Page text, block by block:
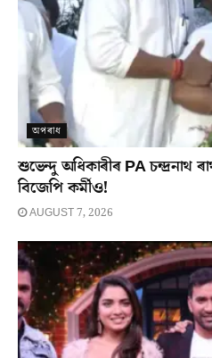
অপৰাধ
শুভেন্দু অধিকাৰীৰ PA চন্দ্ৰনাথ
বিজেপি কৰ্মীও!
AUGUST 7, 2026